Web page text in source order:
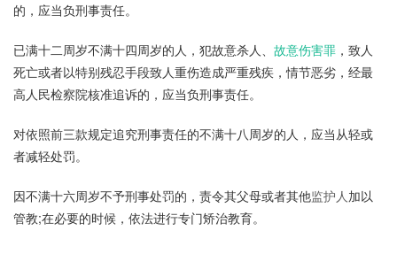
的，应当负刑事责任。
已满十二周岁不满十四周岁的人，犯故意杀人、 故意伤害罪 ，致人
死亡或者以特别残忍手段致人重伤造成严重残疾，情节恶劣，经最
高人民检察院核准追诉的，应当负刑事责任。
对依照前三款规定追究刑事责任的不满十八周岁的人，应当从轻或
者减轻处罚。
因不满十六周岁不予刑事处罚的，责令其父母或者其他监护人加以
管教;在必要的时候，依法进行专门矫治教育。